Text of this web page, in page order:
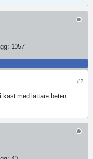
1057
#2
kast med lättare beten